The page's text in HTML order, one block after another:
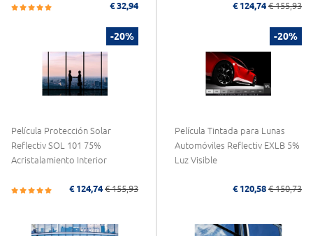
€ 32,94 € 124,74 € 155,93
-20%
Película Protección Solar
Reflectiv SOL 101 75%
Acristalamiento Interior
€ 124,74 € 155,93
-20%
Película Tintada para Lunas
Automóviles Reflectiv EXLB 5%
Luz Visible
€ 120,58 € 150,73